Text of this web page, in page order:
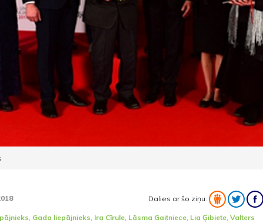
Dalies ar šo ziņu:
, Gada liepājnieks, Ira Cīrule, Lāsma Gaitniece, Lia Ģibiete, Valters